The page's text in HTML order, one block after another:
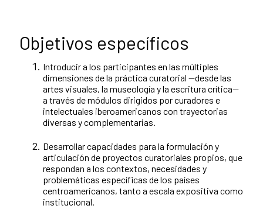
Objetivos específicos
Introducir a los participantes en las múltiples
dimensiones de la práctica curatorial —desde las
artes visuales, la museología y la escritura crítica—
a través de módulos dirigidos por curadores e
intelectuales iberoamericanos con trayectorias
diversas y complementarias.
Desarrollar capacidades para la formulación y
articulación de proyectos curatoriales propios, que
respondan a los contextos, necesidades y
problemáticas específicas de los países
centroamericanos, tanto a escala expositiva como
institucional.